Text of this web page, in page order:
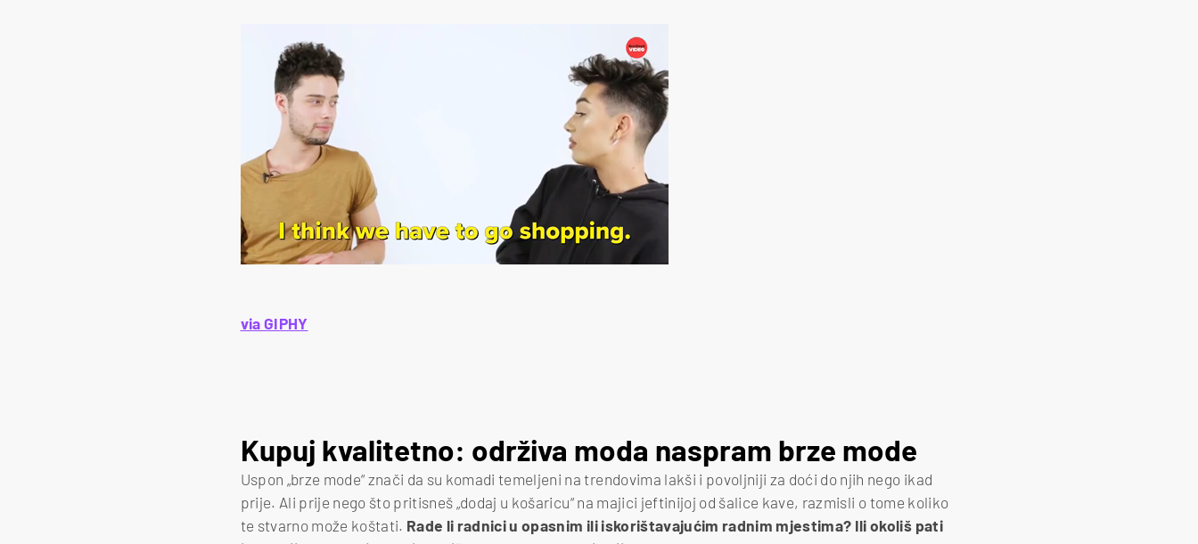
via GIPHY
Kupuj kvalitetno: održiva moda naspram brze mode
Uspon „brze mode“ znači da su komadi temeljeni na trendovima lakši i povoljniji za doći do njih nego ikad
prije. Ali prije nego što pritisneš „dodaj u košaricu“ na majici jeftinijoj od šalice kave, razmisli o tome koliko
te stvarno može koštati. Rade li radnici u opasnim ili iskorištavajućim radnim mjestima? Ili okoliš pati